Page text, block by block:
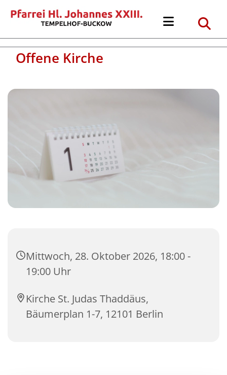
Offene Kirche
Mittwoch, 28. Oktober 2026, 18:00 -
19:00 Uhr
Kirche St. Judas Thaddäus,
Bäumerplan 1-7, 12101 Berlin